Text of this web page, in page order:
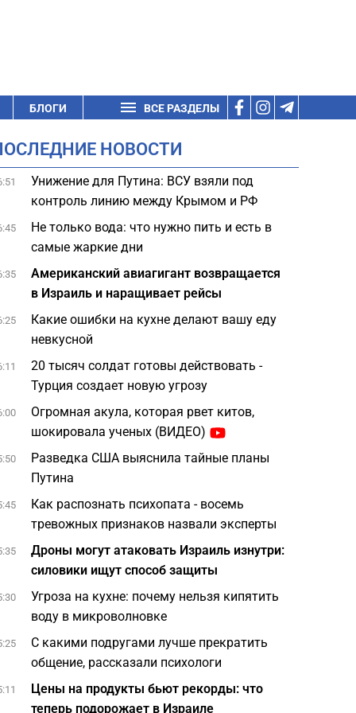
БЛОГИ ВСЕ РАЗДЕЛЫ
НОВОСТИ
Унижение для Путина: ВСУ взяли под
контроль линию между Крымом и РФ
Не только вода: что нужно пить и есть в
самые жаркие дни
Американский авиагигант возвращается
в Израиль и наращивает рейсы
Какие ошибки на кухне делают вашу еду
невкусной
20 тысяч солдат готовы действовать -
Турция создает новую угрозу
Огромная акула, которая рвет китов,
шокировала ученых (ВИДЕО)
Разведка США выяснила тайные планы
Путина
Как распознать психопата - восемь
тревожных признаков назвали эксперты
Дроны могут атаковать Израиль изнутри:
силовики ищут способ защиты
Угроза на кухне: почему нельзя кипятить
воду в микроволновке
С какими подругами лучше прекратить
общение, рассказали психологи
Цены на продукты бьют рекорды: что
теперь подорожает в Израиле